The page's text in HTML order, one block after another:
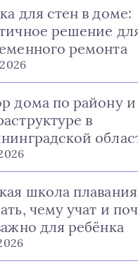
для стен в доме:
решение
ремонта
дома по району и
в
школа
чему учат и
для ребёнка